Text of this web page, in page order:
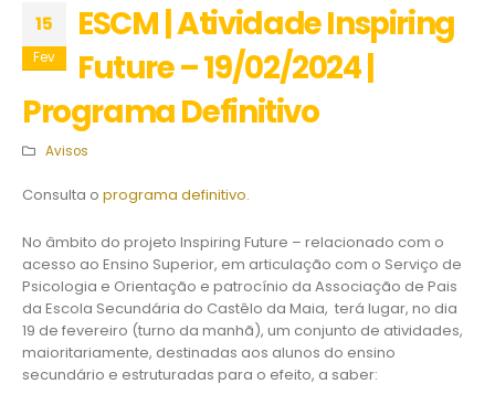
15
Fev
ESCM | Atividade Inspiring
Future – 19/02/2024 |
Programa Definitivo
Avisos
Consulta o programa definitivo.
No âmbito do projeto Inspiring Future – relacionado com o
acesso ao Ensino Superior, em articulação com o Serviço de
Psicologia e Orientação e patrocínio da Associação de Pais
da Escola Secundária do Castêlo da Maia, terá lugar, no dia
19 de fevereiro (turno da manhã), um conjunto de atividades,
maioritariamente, destinadas aos alunos do ensino
secundário e estruturadas para o efeito, a saber: